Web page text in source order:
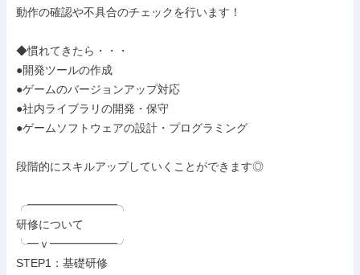
動作の確認や不具合のチェックを行います！
◆慣れてきたら・・・
●開発ツールの作成
●ゲームのバージョンアップ対応
●社内ライブラリの開発・保守
●ゲームソフトウェアの設計・プログラミング
段階的にスキルアップしていくことができます◎
╭━━━━━━━━╮
研修について
╰━ｖ━━━━━━╯
STEP1：基礎研修